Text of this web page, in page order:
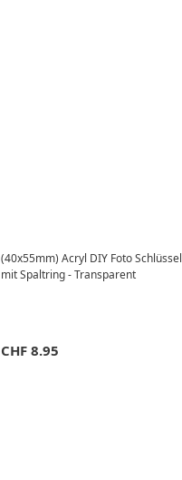
(40x55mm) Acryl DIY Foto
mit Spaltring - Transparent
CHF 8.95